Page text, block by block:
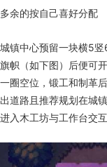
多余的按自己喜好分配
城镇中心预留一块横5
旗帜（如下图）后便可
一圈空位，锻工和制革
出道路且推荐规划在城
进入木工坊与工作台交